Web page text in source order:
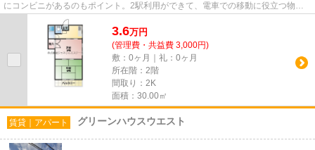
にコンビニがあるのもポイント。2駅利用ができて、電車での移動に役立つ物件
です。駅から徒歩6分にある物件...
3.6万円
(管理費・共益費 3,000円)
敷：0ヶ月｜礼：0ヶ月
所在階：2階
間取り：2K
面積：30.00㎡
賃貸｜アパート グリーンハウスウエスト